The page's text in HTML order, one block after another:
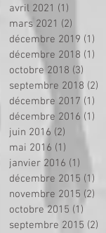
avril 2021 (1)
mars 2021 (2)
décembre 2019 (1)
décembre 2018 (1)
octobre 2018 (3)
septembre 2018 (2)
décembre 2017 (1)
décembre 2016 (1)
juin 2016 (2)
mai 2016 (1)
janvier 2016 (1)
décembre 2015 (1)
novembre 2015 (2)
octobre 2015 (1)
septembre 2015 (2)